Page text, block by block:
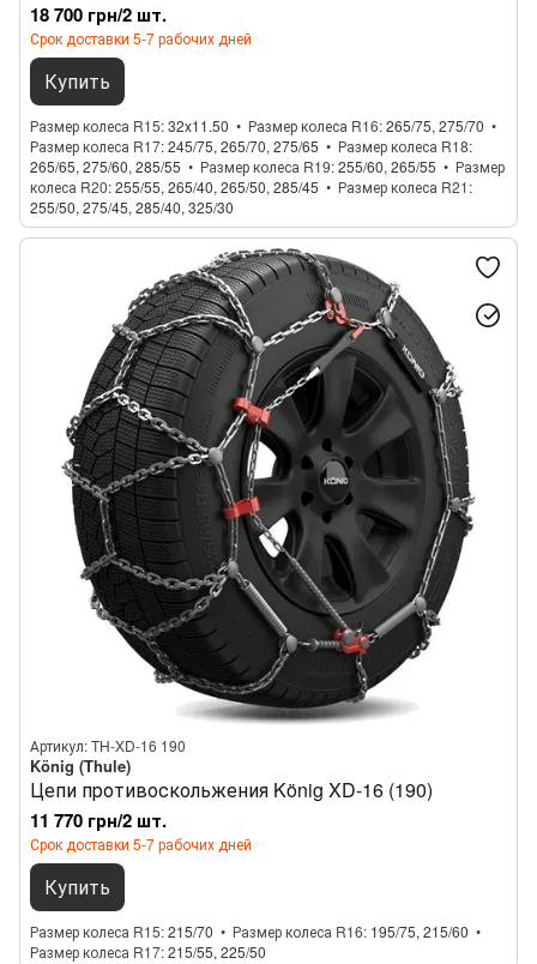
18 700 грн/2 шт.
Срок доставки 5-7 рабочих дней
Купить
Размер колеса R15 32x11.50 Размер колеса R16 265/75, 275/70
Размер колеса R17 245/75, 265/70, 275/65
Размер колеса R18
265/65, 275/60, 285/55
Размер колеса R19 255/60, 265/55
Размер
колеса R20 255/55, 265/40, 265/50, 285/45
Размер колеса R21
255/50, 275/45, 285/40, 325/30
Артикул: TH-XD-16 190
König (Thule)
Цепи противоскольжения König XD-16 (190)
11 770 грн/2 шт.
Срок доставки 5-7 рабочих дней
Купить
Размер колеса R15 215/70 Размер колеса R16 195/75, 215/60
Размер колеса R17 215/55, 225/50